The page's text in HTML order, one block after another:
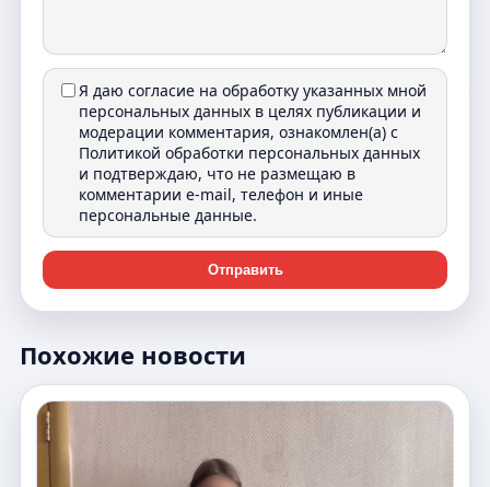
Я даю согласие на обработку указанных мной
персональных данных в целях публикации и
модерации комментария, ознакомлен(а) с
Политикой обработки персональных данных
и подтверждаю, что не размещаю в
комментарии e-mail, телефон и иные
персональные данные.
Отправить
Похожие новости